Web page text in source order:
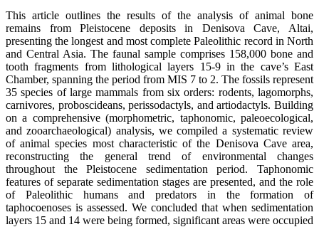
This article outlines the results of the analysis of animal bone
remains from Pleistocene deposits in Denisova Cave, Altai,
presenting the longest and most complete Paleolithic record in North
and Central Asia. The faunal sample comprises 158,000 bone and
tooth fragments from lithological layers 15-9 in the cave’s East
Chamber, spanning the period from MIS 7 to 2. The fossils represent
35 species of large mammals from six orders: rodents, lagomorphs,
carnivores, proboscideans, perissodactyls, and artiodactyls. Building
on a comprehensive (morphometric, taphonomic, paleoecological,
and zooarchaeological) analysis, we compiled a systematic review
of animal species most characteristic of the Denisova Cave area,
reconstructing the general trend of environmental changes
throughout the Pleistocene sedimentation period. Taphonomic
features of separate sedimentation stages are presented, and the role
of Paleolithic humans and predators in the formation of
taphocoenoses is assessed. We concluded that when sedimentation
layers 15 and 14 were being formed, significant areas were occupied